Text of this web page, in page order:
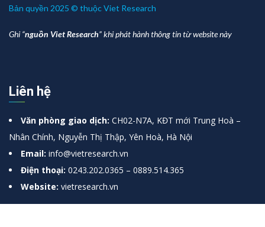
Bản quyền 2025 © thuộc Viet Research
Ghi “nguồn Viet Research” khi phát hành thông tin từ website này
Liên hệ
Văn phòng giao dịch: CH02-N7A, KĐT mới Trung Hoà –
Nhân Chính, Nguyễn Thị Thập, Yên Hoà, Hà Nội
Email: info@vietresearch.vn
Điện thoại: 0243.202.0365 – 0889.514.365
Website: vietresearch.vn